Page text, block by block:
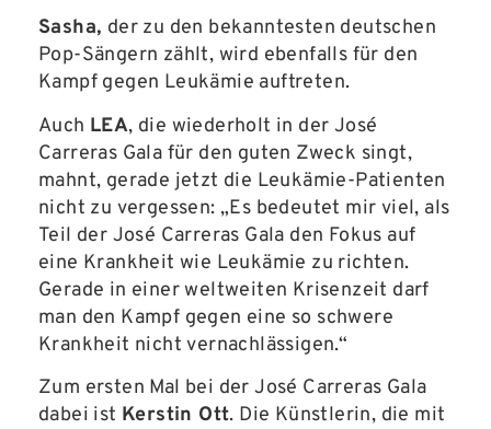
Sasha, der zu den bekanntesten deutschen
Pop-Sängern zählt, wird ebenfalls für den
Kampf gegen Leukämie auftreten.
Auch LEA, die wiederholt in der José
Carreras Gala für den guten Zweck singt,
mahnt, gerade jetzt die Leukämie-Patienten
nicht zu vergessen: „Es bedeutet mir viel, als
Teil der José Carreras Gala den Fokus auf
eine Krankheit wie Leukämie zu richten.
Gerade in einer weltweiten Krisenzeit darf
man den Kampf gegen eine so schwere
Krankheit nicht vernachlässigen.“
Zum ersten Mal bei der José Carreras Gala
dabei ist Kerstin Ott. Die Künstlerin, die mit